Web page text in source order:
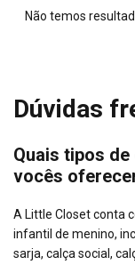
Não temos
Dúvidas
Quais tipos
vocês
A Little Closet conta
infantil de menino,
sarja, calça social,